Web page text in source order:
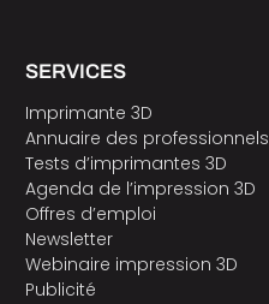
SERVICES
Imprimante 3D
Annuaire des professionnels
Tests d’imprimantes 3D
Agenda de l’impression 3D
Offres d’emploi
Newsletter
Webinaire impression 3D
Publicité